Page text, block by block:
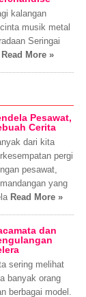
kalangan
musik metal
Seringai
Read More »
Pesawat,
Cerita
dari kita
pergi
pesawat,
yang
Read More »
dan
sering melihat
banyak orang
berbagai model.